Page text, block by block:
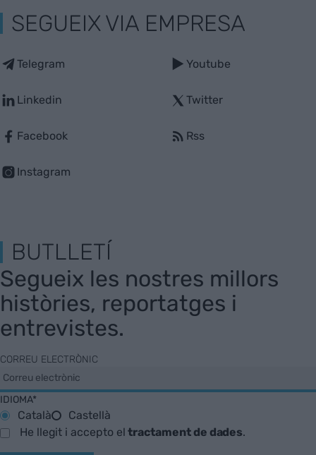
SEGUEIX VIA EMPRESA
Telegram
Linkedin
Facebook
Instagram
Youtube
Twitter
Rss
BUTLLETÍ
Segueix les nostres millors
històries, reportatges i
entrevistes.
CORREU ELECTRÒNIC
IDIOMA*
Català
Castellà
He llegit i accepto eltractament de dades.